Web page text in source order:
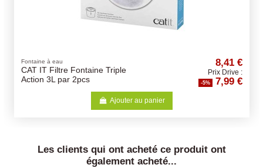
Fontaine à eau
CAT IT Filtre Fontaine Triple
Action 3L par 2pcs
8,41 €
Prix Drive :
-5% 7,99 €
Ajouter au panier
Les clients qui ont acheté ce produit ont
également acheté...